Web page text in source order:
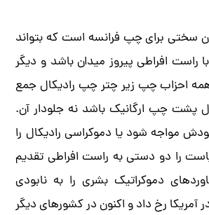
سختی برای چپ فرانسه است که بتواند
راست افراطی پیروز میدان باشد و دیگر
احزاب چپ زیر چتر چپ رادیکال جمع
پشت چپ ارگانیک باشد نه جلودار آن.
مواجه شود یا دموکراسی رادیکال را
را دو دستی به راست افراطی تقدیم
دموکراتیک بشری را به نابودی
آمریکا رخ داد و اکنون در کشورهای دیگر